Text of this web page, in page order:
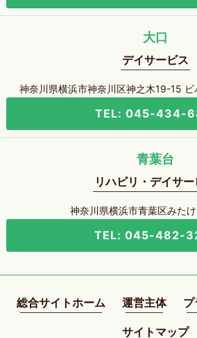
大口
デイサービス
神奈川県横浜市神奈川区神之木19-15
TEL: 045-434-
青葉台
リハビリ・デイサー
神奈川県横浜市青葉区みた
TEL: 045-482-
総合サイトホーム 運営主体
サイトマップ